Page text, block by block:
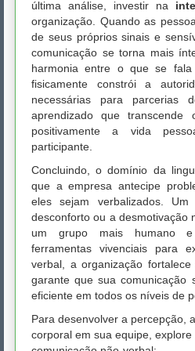
última análise, investir na
organização. Quando as
de seus próprios sinais e
comunicação se torna mais
harmonia entre o que se
fisicamente constrói a
necessárias para
aprendizado que transcende
positivamente a vida
participante.
Concluindo, o domínio da
que a empresa antecipe
eles sejam verbalizados.
desconforto ou a desmotivação
um grupo mais humano
ferramentas vivenciais para
verbal, a organização
garante que sua comunicação
eficiente em todos os níveis de
Para desenvolver a percepção,
corporal em sua equipe,